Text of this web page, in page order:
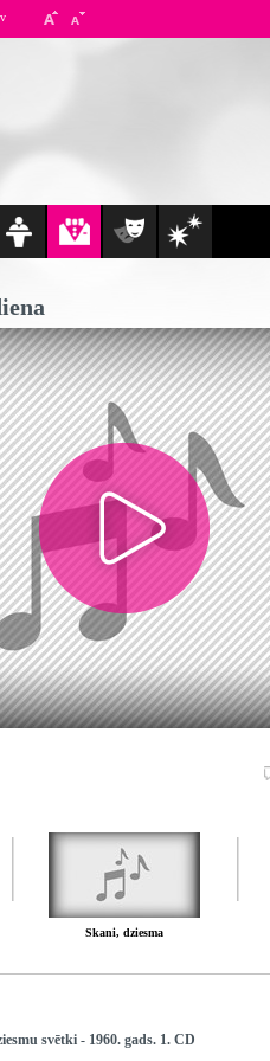
Skani, dziesma
svētki - 1960. gads. 1. CD